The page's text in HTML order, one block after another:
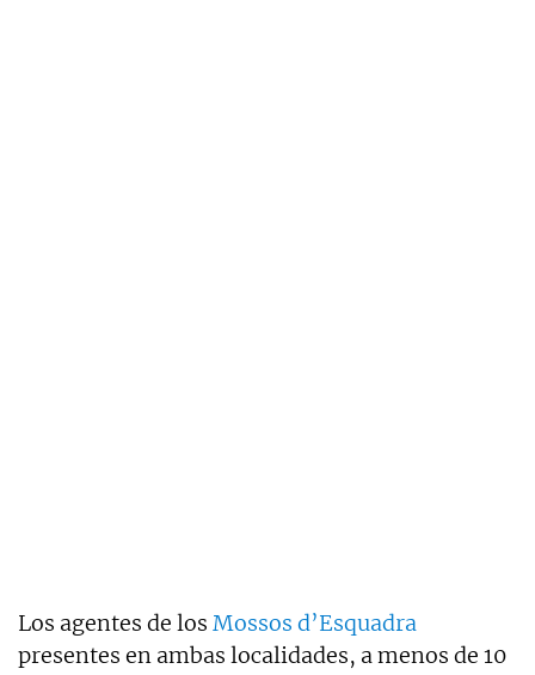
Los agentes de los Mossos d’Esquadra
presentes en ambas localidades, a menos de 10